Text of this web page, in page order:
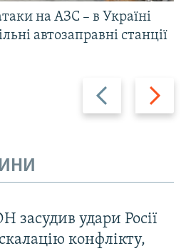
Назад Вперед
на АЗС – в Україні
автозаправні станції
засудив удари Росії
конфлікту,